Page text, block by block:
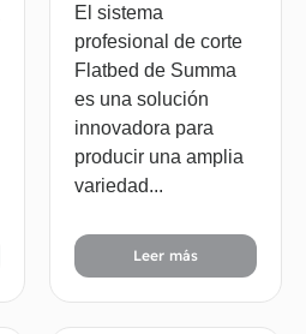
El sistema
profesional de corte
Flatbed de Summa
es una solución
innovadora para
producir una amplia
variedad...
Leer más